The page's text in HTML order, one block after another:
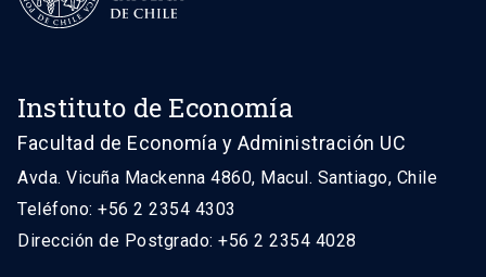
Instituto de Economía
Facultad de Economía y Administración UC
Avda. Vicuña Mackenna 4860, Macul. Santiago, Chile
Teléfono: +56 2 2354 4303
Dirección de Postgrado: +56 2 2354 4028